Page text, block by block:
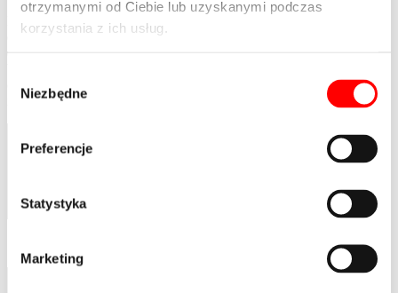
otrzymanymi od Ciebie lub uzyskanymi podczas
korzystania z ich usług.
zgody
Niezbędne
Preferencje
Statystyka
Marketing
Eiffage Budownictwo Mitex S.A. zmienia nazwę w duchu
ewolucji, respektując wysokie wymagania dotyczące jakości
oblicze i dokonania na rynku, nie związane z funkcjonowaniem
na rynku przed 2004 rokiem.